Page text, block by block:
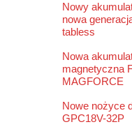
Nowy
nowa
tabless
Nowa
magnetyczna
MAGFORCE
Nowe nożyce
GPC18V-32P